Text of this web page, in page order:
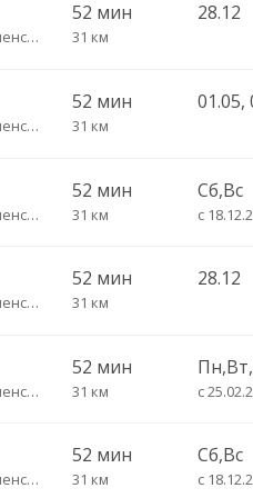
Краснознаменское п.
52 мин
31 км
28.12
Краснознаменское п.
52 мин
31 км
Краснознаменское п.
52 мин
31 км
Сб,Вс
с
Краснознаменское п.
52 мин
31 км
28.12
Краснознаменское п.
52 мин
31 км с
Краснознаменское п.
52 мин
31 км
Сб,Вс
с